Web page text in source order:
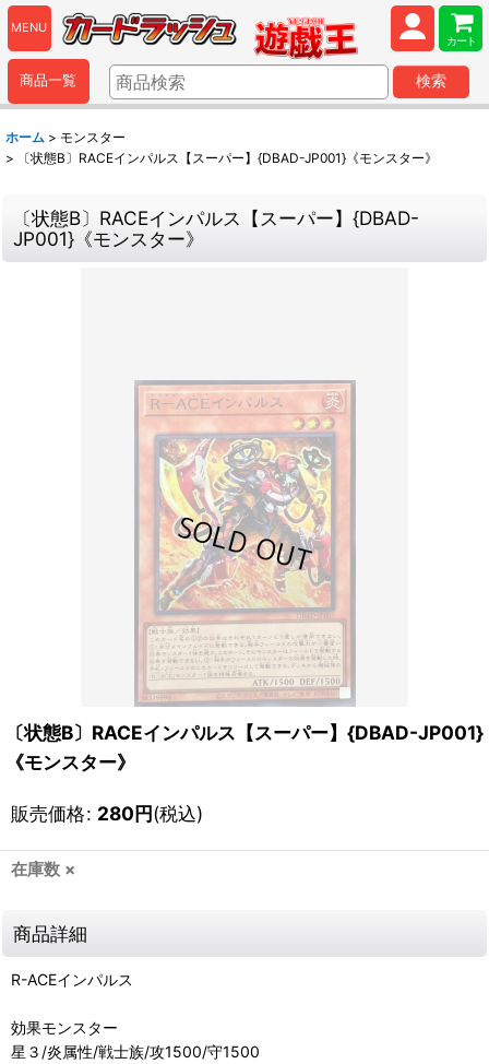
MENU
カート
商品一覧 検索
ホーム > モンスター
>
〔状態B〕RACEインパルス【スーパー】{DBAD-JP001}《モンスター》
〔状態B〕RACEインパルス【スーパー】{DBAD-
JP001}《モンスター》
〔状態B〕RACEインパルス【スーパー】{DBAD-JP001}
《モンスター》
販売価格: 280円(税込)
在庫数 ×
商品詳細
R-ACEインパルス
効果モンスター
星３/炎属性/戦士族/攻1500/守1500